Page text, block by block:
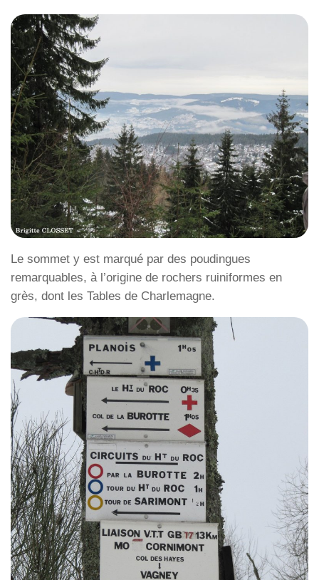
Le sommet y est marqué par des poudingues
remarquables, à l’origine de rochers ruiniformes en
grès, dont les Tables de Charlemagne.